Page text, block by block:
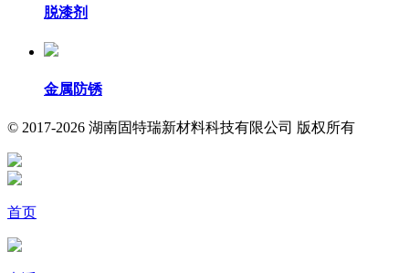
脱漆剂
金属防锈
© 2017-2026 湖南固特瑞新材料科技有限公司 版权所有
首页